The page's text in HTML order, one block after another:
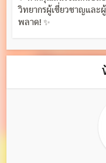
วิทยากรผู้เชี่ยวชาญและ
พลาด! ✨